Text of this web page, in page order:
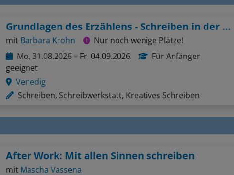
mit Barbara Krohn
Nur noch wenige Plätze!
Mo, 31.08.2026 – Fr, 04.09.2026
Für Anfänger
geeignet
Venedig
Schreiben, Schreibwerkstatt, Kreatives Schreiben
After Work: Mit allen Sinnen schreiben
mit Mascha Vassena